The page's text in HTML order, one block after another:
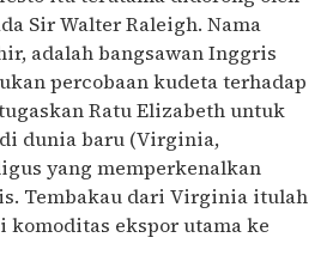
Sir Walter Raleigh. Nama
adalah bangsawan Inggris
percobaan kudeta terhadap
Ratu Elizabeth untuk
dunia baru (Virginia,
yang memperkenalkan
Tembakau dari Virginia itulah
komoditas ekspor utama ke